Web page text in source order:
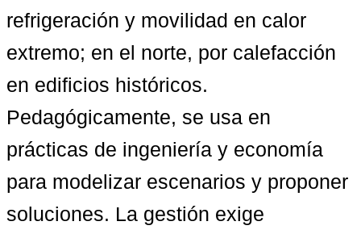
refrigeración y movilidad en calor
extremo; en el norte, por calefacción
en edificios históricos.
Pedagógicamente, se usa en
prácticas de ingeniería y economía
para modelizar escenarios y proponer
soluciones. La gestión exige